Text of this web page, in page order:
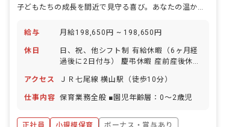
給与 月給198,650円 ~ 198,650円
休日
日、祝、他シフト制 有給休暇（6ヶ月経
過後に2日付与） 慶弔休暇 産前産後休業
業 特別休暇：慶弔休暇、感染症特別休暇
※年間休日113日
アクセス ＪＲ七尾線 横山駅（徒歩10分）
仕事内容 保育業務全般 ■園児年齢層：0～2歳児
正社員 小規模保育
ボーナス・賞与あり